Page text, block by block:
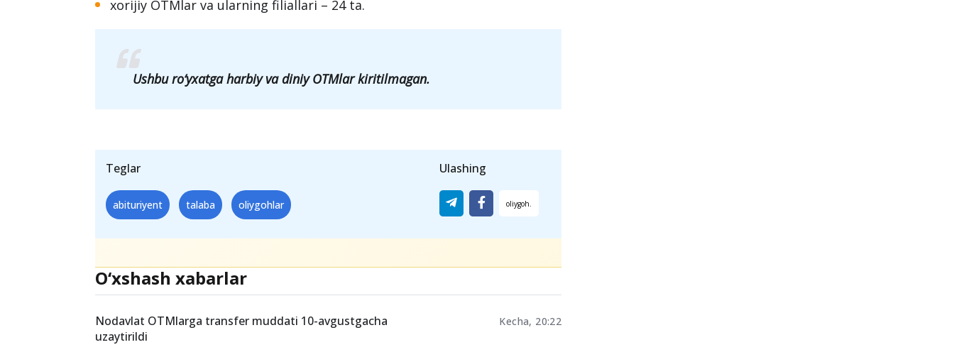
yo‘lga qo‘yilgan:
nodavlat oliy ta’lim muassasalari – 9 ta;
Teglar Ulashing